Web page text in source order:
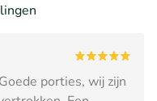
porties, wij zijn